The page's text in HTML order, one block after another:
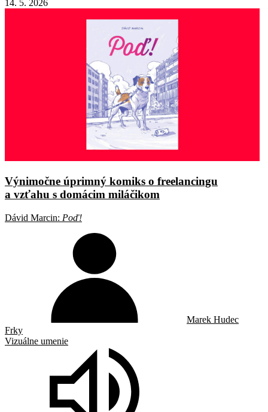
14. 5. 2026
Výnimočne úprimný komiks o freelancingu
a vzťahu s domácim miláčikom
Dávid Marcin: Poď!
Marek Hudec
Frky
Vizuálne umenie